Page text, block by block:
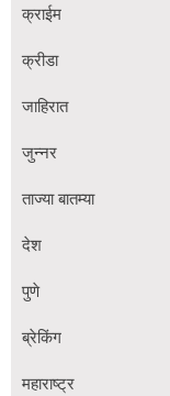
क्राईम
क्रीडा
जाहिरात
जुन्नर
ताज्या बातम्या
देश
पुणे
ब्रेकिंग
महाराष्ट्र